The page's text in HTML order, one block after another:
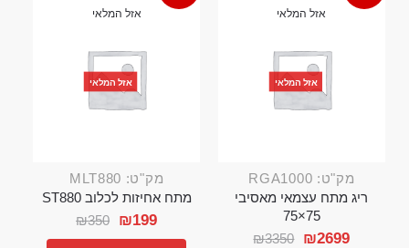
אזל המלאי
אזל המלאי
מק"ט: RGA1000
ריג מתח עצמאי מאסיבי
75×75
₪3350 ₪2699
אזל המלאי
אזל המלאי
מק"ט: MLT880
מתח אחיזות לכלוב ST880
₪350 ₪199